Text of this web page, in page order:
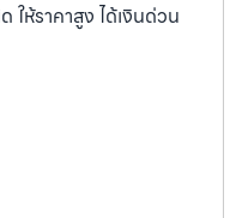
ห้ราคาสูง ได้เงินด่วน